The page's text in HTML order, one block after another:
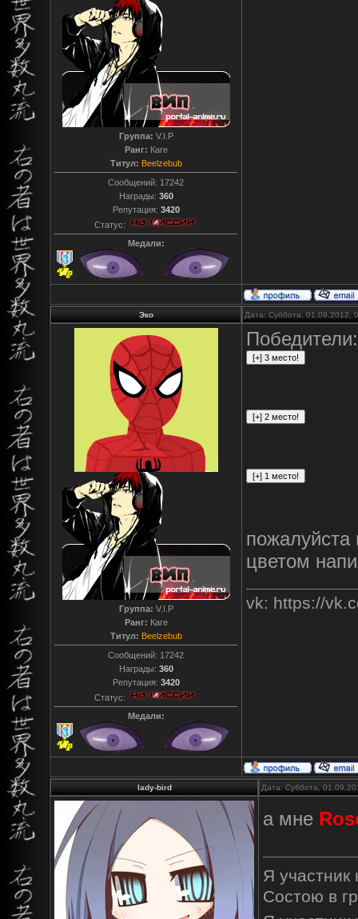
Группа: V.I.P
Ранг: Каге
Титул: Beelzebub
Сообщений: 17242
Награды: 360
Репутация: 3420
Статус:
Медали:
Эко Дата: Суббота,
Группа: V.I.P
Ранг: Каге
Титул: Beelzebub
Сообщений: 17242
Награды: 360
Репутация: 3420
Статус:
Медали:
Победители:
цветом
vk: https://
lady-bird Дата: Суббота,
а мне
Я участник
Состою в